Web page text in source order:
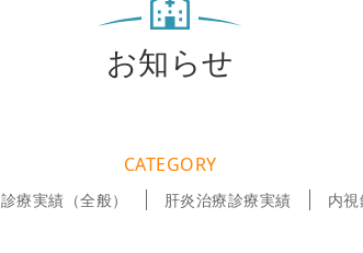
お知らせ
CATEGORY
診療実績（全般） 肝炎治療診療実績 内